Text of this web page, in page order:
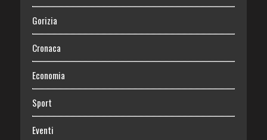
Gorizia
Cronaca
Economia
Sport
Eventi